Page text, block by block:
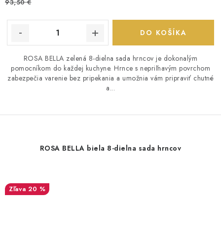
93,50 €
DO KOŠÍKA
ROSA BELLA zelená 8-dielna sada hrncov je dokonalým
pomocníkom do každej kuchyne. Hrnce s nepriľnavým povrchom
zabezpečia varenie bez pripekania a umožnia vám pripraviť chutné
a...
ROSA BELLA biela 8-dielna sada hrncov
20 %